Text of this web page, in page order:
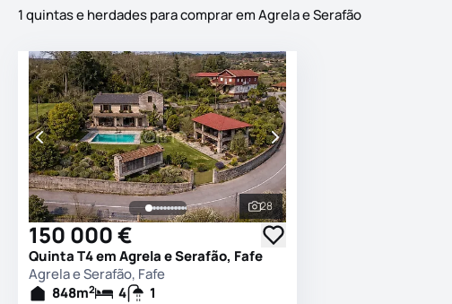
1 quintas e herdades para comprar em Agrela e Serafão
Imóveis
Lista de Imóveis
Ver todas as fotografias
28
150 000 €
Quinta T4 em Agrela e Serafão, Fafe
Agrela e Serafão, Fafe
848m2 4
1